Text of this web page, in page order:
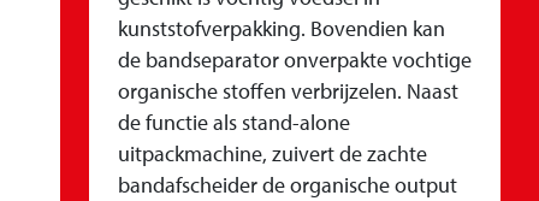
kunststofverpakking. Bovendien kan
de bandseparator onverpakte vochtige
organische stoffen verbrijzelen. Naast
de functie als stand-alone
uitpackmachine, zuivert de zachte
bandafscheider de organische output